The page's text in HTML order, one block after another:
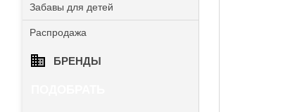
Забавы для детей
Распродажа
БРЕНДЫ